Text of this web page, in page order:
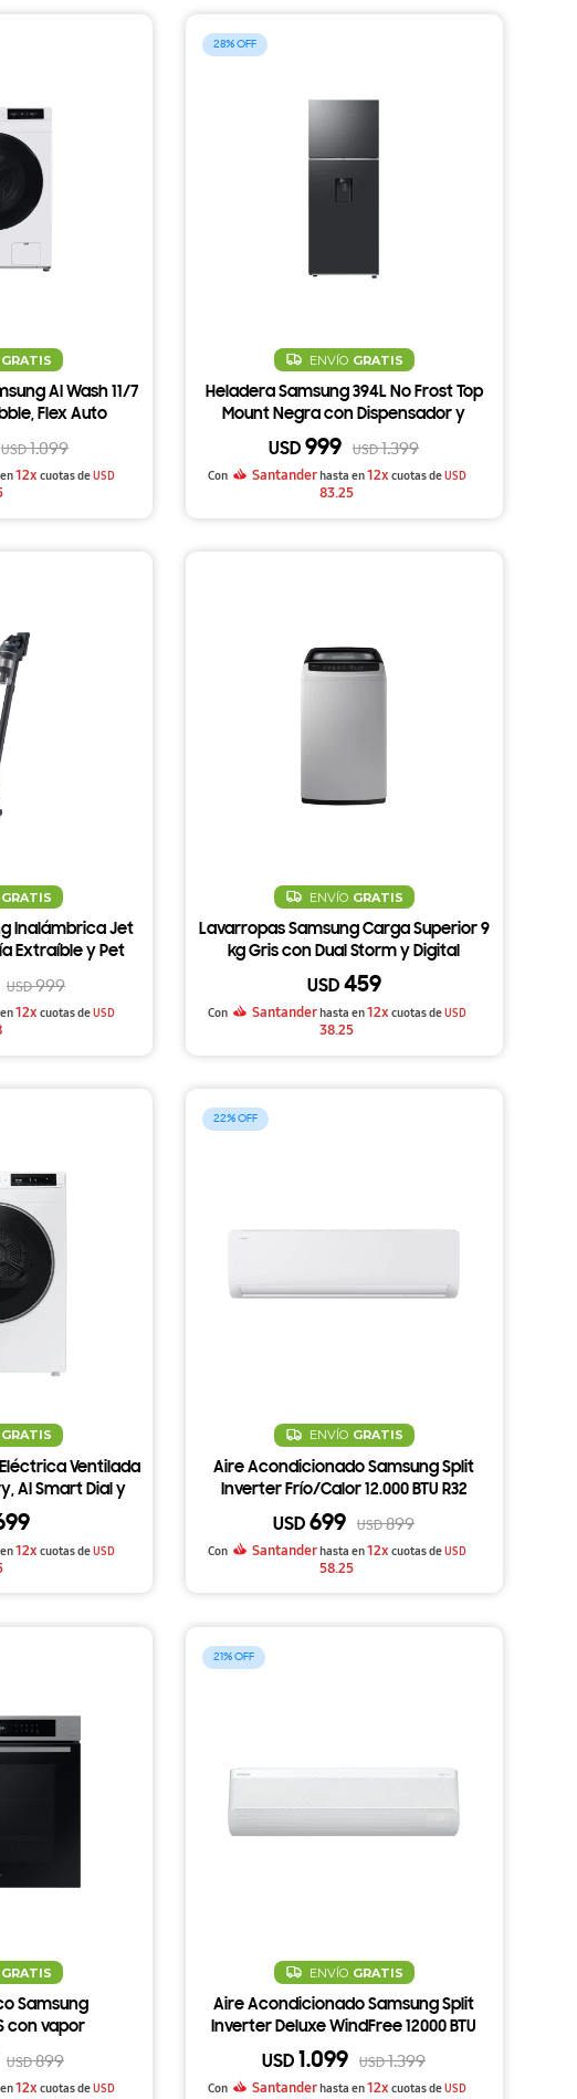
GRATIS
AI Wash 11/7
Flex Auto
- White
USD 1.099
en12x cuotas deUSD
28
ENVÍO GRATIS
Heladera Samsung 394L No Frost Top
Mount Negra con Dispensador y
Fábrica de Hielo Automática
RT42DG6770B1
USD 999 USD 1.399
Con Santander hasta en12x cuotas deUSD
83.25
GRATIS
Inalámbrica Jet
Extraíble y Pet
USD 999
en12x cuotas deUSD
ENVÍO GRATIS
Lavarropas Samsung Carga Superior 9
kg Gris con Dual Storm y Digital
Inverter WA90CG4240BY
USD 459
Con Santander hasta en12x cuotas deUSD
38.25
GRATIS
Ventilada
AI Smart Dial y
12x cuotas deUSD
22
ENVÍO GRATIS
Aire Acondicionado Samsung Split
Inverter Frío/Calor 12.000 BTU R32
USD 699 USD 899
Con Santanderhasta en12x cuotas deUSD
58.25
GRATIS
Samsung
con vapor
USD 899
en12x cuotas deUSD
21
ENVÍO GRATIS
Aire Acondicionado Samsung Split
Inverter Deluxe WindFree 12000 BTU
USD 1.099 USD 1.399
Con Santander hasta en12x cuotas deUSD